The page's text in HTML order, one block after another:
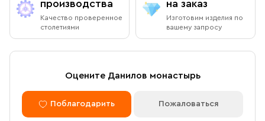
производства
Качество проверенное
столетиями
на заказ
Изготовим изделия по
вашему запросу
Оцените Данилов монастырь
Поблагодарить Пожаловаться